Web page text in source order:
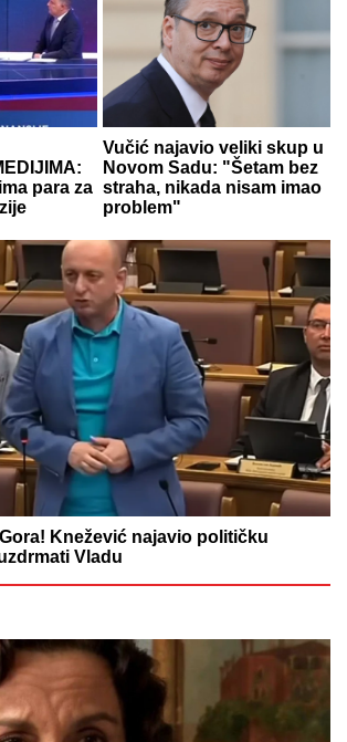
para za
Vučić najavio veliki skup u
Novom Sadu: "Šetam bez
straha, nikada nisam imao
problem"
Knežević najavio političku
Vladu